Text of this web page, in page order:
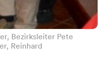
Bezirksleiter Pete
Reinhard